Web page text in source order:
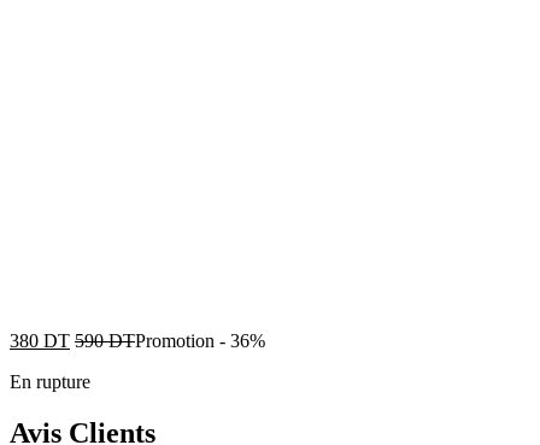
380 DT 590DTPromotion - 36%
En rupture
Avis Clients